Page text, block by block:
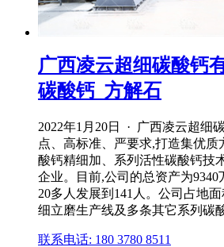
广西凌云超细碳酸钙
碳酸钙_方解石
2022年1月20日 · 广西凌云超细
点、高标准、严要求,打造集优质
酸钙精细加、系列活性碳酸钙技
企业。目前,公司的总资产为
20多人发展到141人。公司占地
细立磨生产线及多条其它系列碳
联系电话: 180 3780 8511